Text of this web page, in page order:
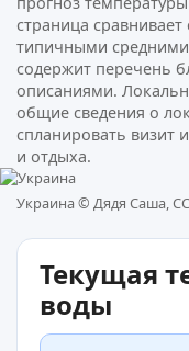
страница
типичными средними
содержит перечень
описаниями.
общие сведения о
спланировать визит
и отдыха.
Украина © Дядя Саша,
Текущая
воды